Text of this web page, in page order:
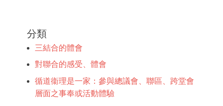
分類
三結合的體會
對聯合的感受、體會
循道衞理是一家：參與總議會、聯區、跨堂會
層面之事奉或活動體驗